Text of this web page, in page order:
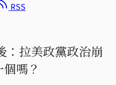
RSS
：拉美政黨政治崩
嗎？